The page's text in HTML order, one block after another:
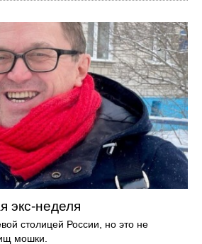
экс-неделя
столицей России, но это не
мошки.